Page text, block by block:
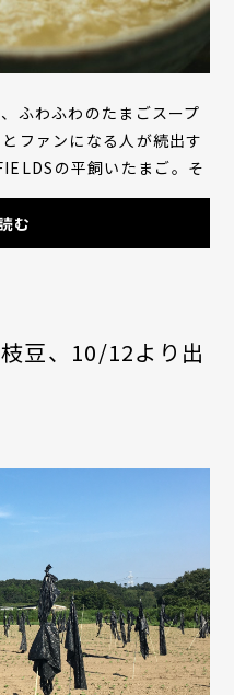
ふわふわのたまごスープ
ファンになる人が続出す
の平飼いたまご。そ
るたまごスープ...
む
豆、10/12より出